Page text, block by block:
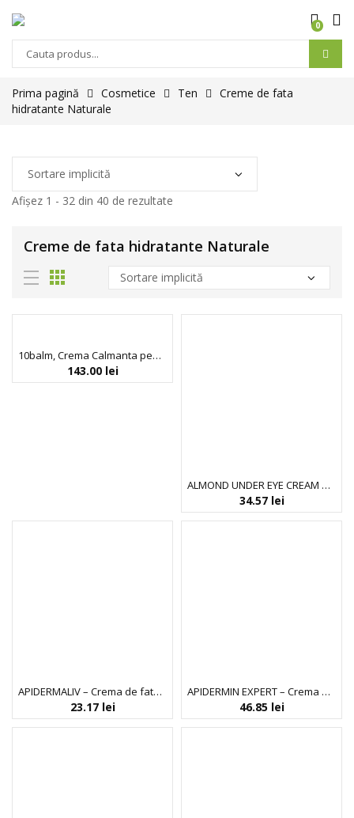
0
Prima pagină Cosmetice Ten
Creme de fata
hidratante Naturale
Afișez 1 - 32 din 40 de rezultate
Creme de fata hidratante Naturale
10balm, Crema Calmanta pentru Ten Uscat si Sensibil, Indeed Labs, 30 ml
143.00 lei
ALMOND UNDER EYE CREAM DELUXE – Crema anticearcane
34.57 lei
APIDERMALIV – Crema de fata cu laptisor de matca, ulei de masline si unt de shea
23.17 lei
APIDERMIN EXPERT – Crema de noapte
46.85 lei